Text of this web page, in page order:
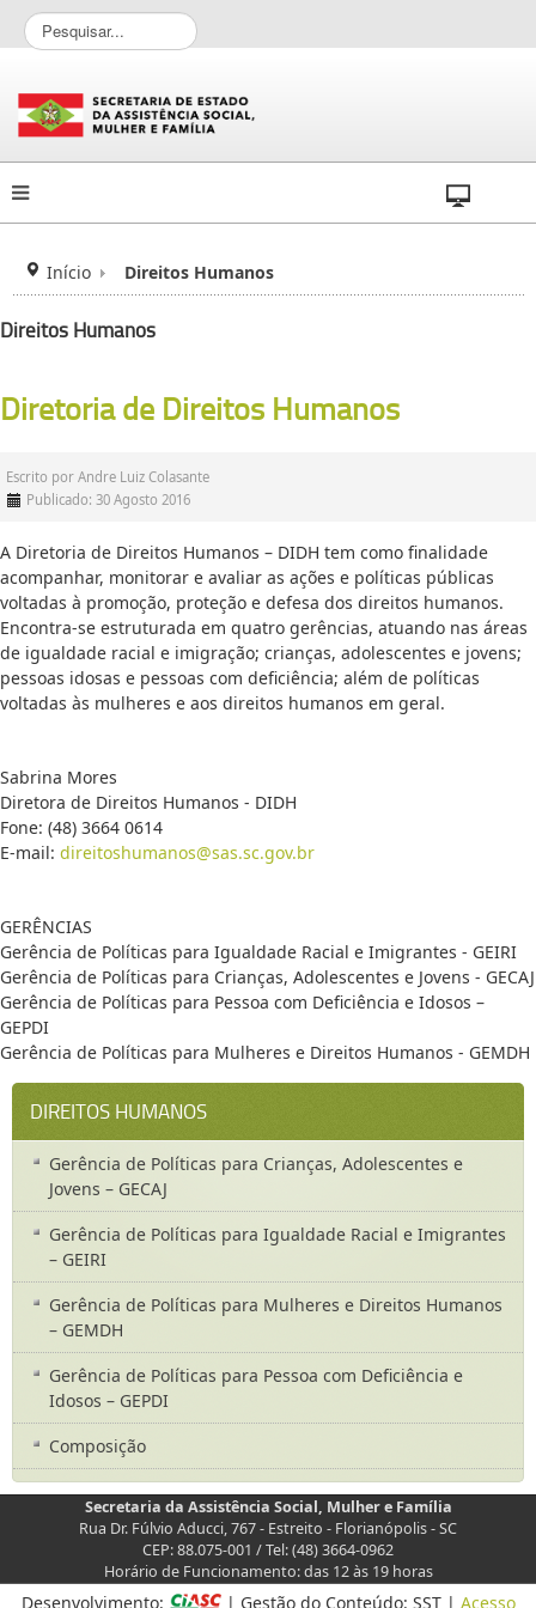
P
e
q
u
i
s
a
Início Direitos Humanos
Direitos Humanos
Diretoria de Direitos Humanos
Escrito por Andre Luiz Colasante
Publicado: 30 Agosto 2016
A Diretoria de Direitos Humanos – DIDH tem como finalidade
acompanhar, monitorar e avaliar as ações e políticas públicas
voltadas à promoção, proteção e defesa dos direitos humanos.
Encontra-se estruturada em quatro gerências, atuando nas áreas
de igualdade racial e imigração; crianças, adolescentes e jovens;
pessoas idosas e pessoas com deficiência; além de políticas
voltadas às mulheres e aos direitos humanos em geral.
Sabrina Mores
Diretora de Direitos Humanos - DIDH
Fone: (48) 3664 0614
E-mail: direitoshumanos@sas.sc.gov.br
GERÊNCIAS
Gerência de Políticas para Igualdade Racial e Imigrantes - GEIRI
Gerência de Políticas para Crianças, Adolescentes e Jovens - GECAJ
Gerência de Políticas para Pessoa com Deficiência e Idosos –
GEPDI
Gerência de Políticas para Mulheres e Direitos Humanos - GEMDH
DIREITOS HUMANOS
Gerência de Políticas para Crianças, Adolescentes e
Jovens – GECAJ
Gerência de Políticas para Igualdade Racial e Imigrantes
– GEIRI
Gerência de Políticas para Mulheres e Direitos Humanos
– GEMDH
Gerência de Políticas para Pessoa com Deficiência e
Idosos – GEPDI
Composição
Secretaria da Assistência Social, Mulher e Família
Rua Dr. Fúlvio Aducci, 767 - Estreito - Florianópolis - SC
CEP: 88.075-001 / Tel: (48) 3664-0962
Horário de Funcionamento: das 12 às 19 horas
Desenvolvimento: | Gestão do Conteúdo: SST | Acesso